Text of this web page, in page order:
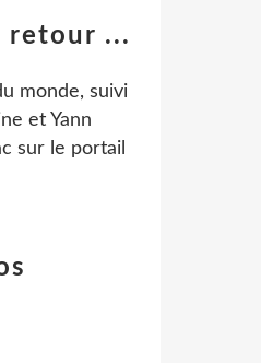
retour ...
monde, suivi
et Yann
sur le portail